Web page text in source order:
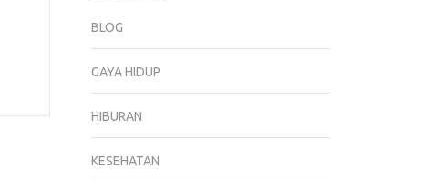
BLOG
GAYA HIDUP
HIBURAN
KESEHATAN